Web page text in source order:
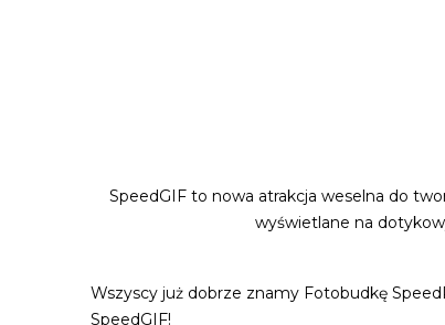
SpeedGIF to nowa atrakcja weselna do
wyświetlane na
Wszyscy już dobrze znamy Fotobudkę
SpeedGIF!